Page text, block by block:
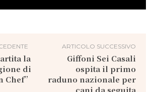
la
di
Chef”
ARTICOLO SUCCESSIVO
Giffoni Sei Casali
ospita il primo
raduno nazionale per
cani da seguita